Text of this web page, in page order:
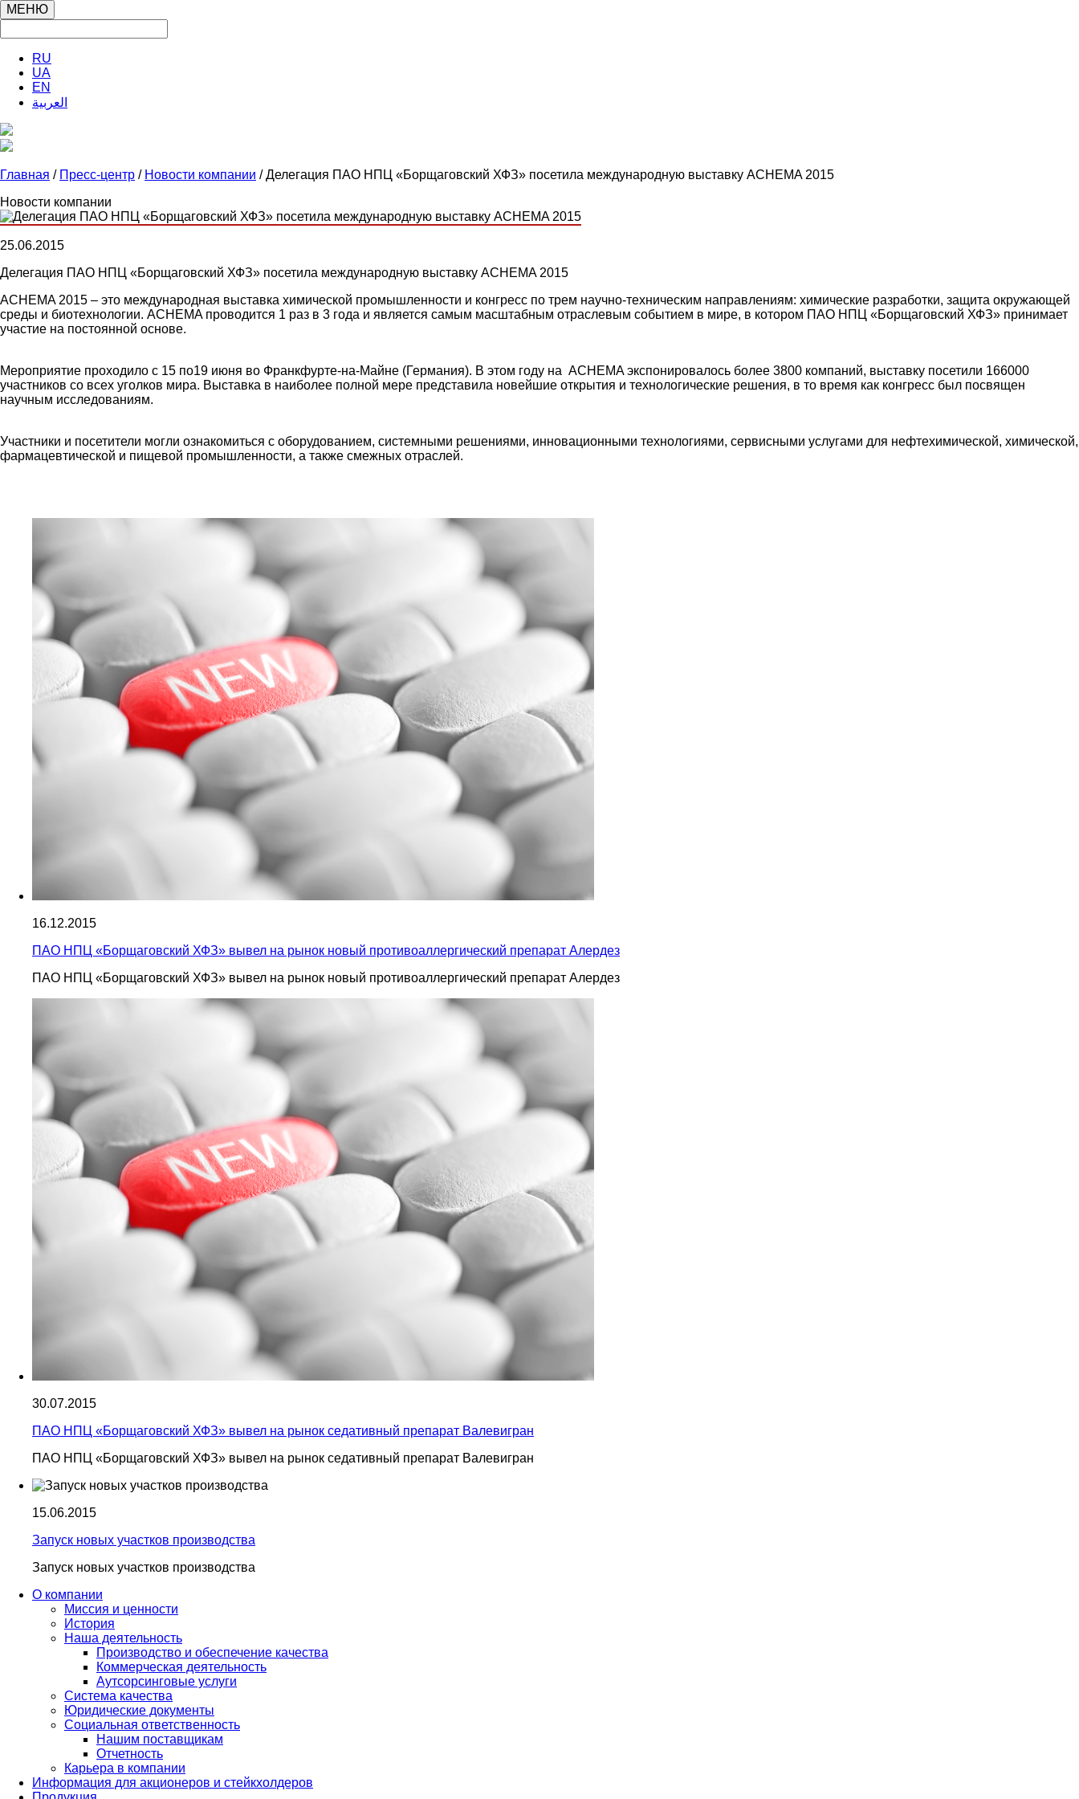
МЕНЮ
RU
UA
EN
العربية
Главная / Пресс-центр / Новости компании / Делегация ПАО НПЦ «Борщаговский ХФЗ» посетила международную выставку ACHEMA 2015
Новости компании
25.06.2015
Делегация ПАО НПЦ «Борщаговский ХФЗ» посетила международную выставку ACHEMA 2015
ACHEMA 2015 – это международная выставка химической промышленности и конгресс по трем научно-техническим направлениям: химические разработки, защита окружающей
среды и биотехнологии. ACHEMA проводится 1 раз в 3 года и является самым масштабным отраслевым событием в мире, в котором ПАО НПЦ «Борщаговский ХФЗ» принимает
участие на постоянной основе.
Мероприятие проходило с 15 по19 июня во Франкфурте-на-Майне (Германия). В этом году на ACHEMA экспонировалось более 3800 компаний, выставку посетили 166000
участников со всех уголков мира. Выставка в наиболее полной мере представила новейшие открытия и технологические решения, в то время как конгресс был посвящен
научным исследованиям.
Участники и посетители могли ознакомиться с оборудованием, системными решениями, инновационными технологиями, сервисными услугами для нефтехимической, химической,
фармацевтической и пищевой промышленности, а также смежных отраслей.
16.12.2015
ПАО НПЦ «Борщаговский ХФЗ» вывел на рынок новый противоаллергический препарат Алердез
ПАО НПЦ «Борщаговский ХФЗ» вывел на рынок новый противоаллергический препарат Алердез
30.07.2015
ПАО НПЦ «Борщаговский ХФЗ» вывел на рынок седативный препарат Валевигран
ПАО НПЦ «Борщаговский ХФЗ» вывел на рынок седативный препарат Валевигран
15.06.2015
Запуск новых участков производства
Запуск новых участков производства
О компании
Миссия и ценности
История
Наша деятельность
Производство и обеспечение качества
Коммерческая деятельность
Аутсорсинговые услуги
Система качества
Юридические документы
Социальная ответственность
Нашим поставщикам
Отчетность
Карьера в компании
Информация для акционеров и стейкхолдеров